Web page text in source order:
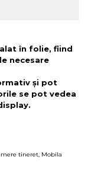
în folie, fiind
necesare
și pot
se pot vedea
tineret, Mobila